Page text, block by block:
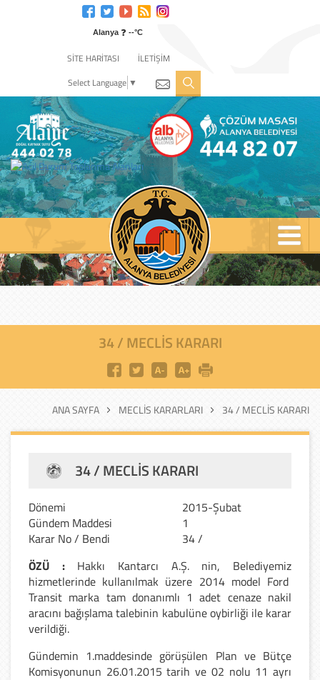
Alanya ❓ --°C
SİTE HARİTASI
İLETİŞİM
Select Language ▼
34 / MECLIS KARARI
ANA SAYFA MECLIS KARARLARI 34 / MECLIS KARARI
34 / MECLIS KARARI
Dönemi
2015-Şubat
Gündem Maddesi
1
Karar No / Bendi
34 /
ÖZÜ : Hakkı Kantarcı A.Ş. nin, Belediyemiz
hizmetlerinde kullanılmak üzere 2014 model Ford
Transit marka tam donanımlı 1 adet cenaze nakil
aracını bağışlama talebinin kabulüne oybirliği ile karar
verildiği.
Gündemin 1.maddesinde görüşülen Plan ve Bütçe
Komisyonunun 26.01.2015 tarih ve 02 nolu 11 ayrı